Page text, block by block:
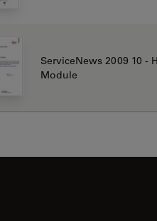
ServiceNews 2009 10 -
Module